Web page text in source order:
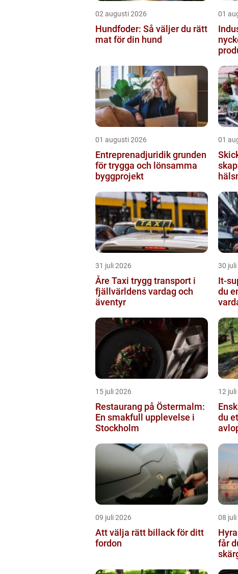
02 augusti 2026
Hundfoder: Så väljer du rätt
mat för din hund
01
01 augusti 2026
Entreprenadjuridik grunden
för trygga och lönsamma
byggprojekt
01
31 juli 2026
Åre Taxi trygg transport i
fjällvärldens vardag och
äventyr
30 juli
It-
du
15 juli 2026
Restaurang på Östermalm:
En smakfull upplevelse i
Stockholm
12
du
09 juli 2026
Att välja rätt billack för ditt
fordon
08 juli
Hyra
får